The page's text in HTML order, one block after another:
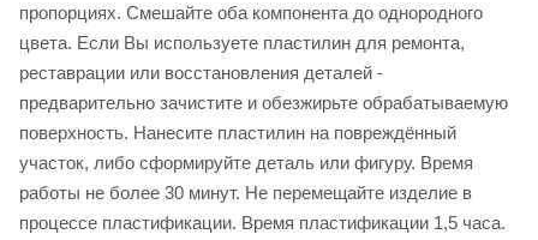
пропорциях. Смешайте оба компонента до однородного
цвета. Если Вы используете пластилин для ремонта,
реставрации или восстановления деталей -
предварительно зачистите и обезжирьте обрабатываемую
поверхность. Нанесите пластилин на повреждённый
участок, либо сформируйте деталь или фигуру. Время
работы не более 30 минут. Не перемещайте изделие в
процессе пластификации. Время пластификации 1,5 часа.